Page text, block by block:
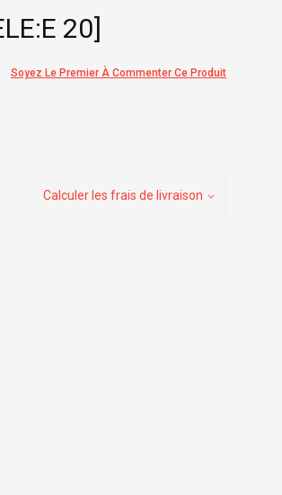
20]
Soyez Le Premier À Commenter Ce Produit
Calculer les frais de livraison